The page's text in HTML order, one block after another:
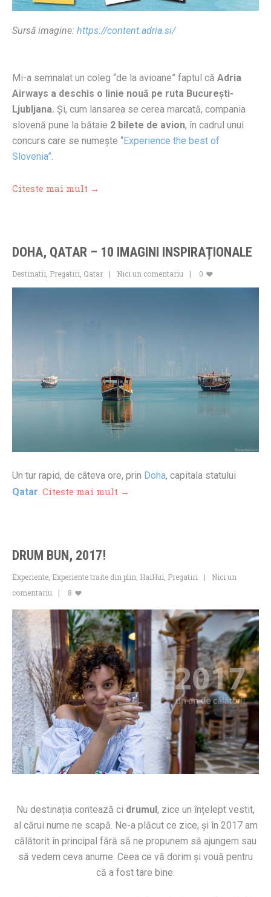
Sursă imagine: https://content.adria.si/
Mi-a semnalat un coleg “de la avioane” faptul că Adria
Airways a deschis o linie nouă pe ruta București-
Ljubljana. Și, cum lansarea se cerea marcată, compania
slovenă pune la bătaie 2 bilete de avion, în cadrul unui
concurs care se numește “Experience the best of
Slovenia”.
Citeste mai mult →
DOHA, QATAR – 10 IMAGINI INSPIRAȚIONALE
Destinatii, Pregatiri, Qatar Nici un comentariu 0
Un tur rapid, de câteva ore, prin Doha, capitala statului
Qatar. Citeste mai mult →
DRUM BUN, 2017!
Experiente, Experiente traite din plin, HaiHui, Pregatiri
Nici un
comentariu
8
Nu destinația contează ci drumul , zice un înțelept vestit,
al cărui nume ne scapă. Ne-a plăcut ce zice, și în 2017 am
călătorit în principal fără să ne propunem să ajungem sau
să vedem ceva anume. Ceea ce vă dorim și vouă pentru
că a fost tare bine.